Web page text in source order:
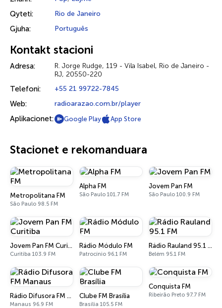
Qyteti: Rio de Janeiro
Gjuha: Português
Kontakt stacioni
Adresa:
R. Jorge Rudge, 119 - Vila Isabel, Rio de Janeiro -
RJ, 20550-220
Telefoni: +55 21 99722-7845
Web: radioarazao.com.br/player
Aplikacionet: Google Play App Store
Stacionet e rekomanduara
Metropolitana FM
São Paulo 98.5 FM
Alpha FM
São Paulo 101.7 FM
Jovem Pan FM
São Paulo 100.9 FM
Jovem Pan FM Curitiba
Curitiba 103.9 FM
Rádio Módulo FM
Patrocínio 96.1 FM
Rádio Rauland 95.1 FM
Belém 95.1 FM
Rádio Difusora FM Manaus
Manaus 96.9 FM
Clube FM Brasília
Brasília 105.5 FM
Conquista FM
Ribeirão Preto 97.7 FM